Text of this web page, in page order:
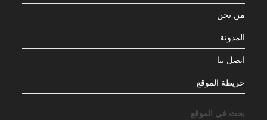
من نحن
المدونة
اتصل بنا
خريطة الموقع
بحث فى الموقع